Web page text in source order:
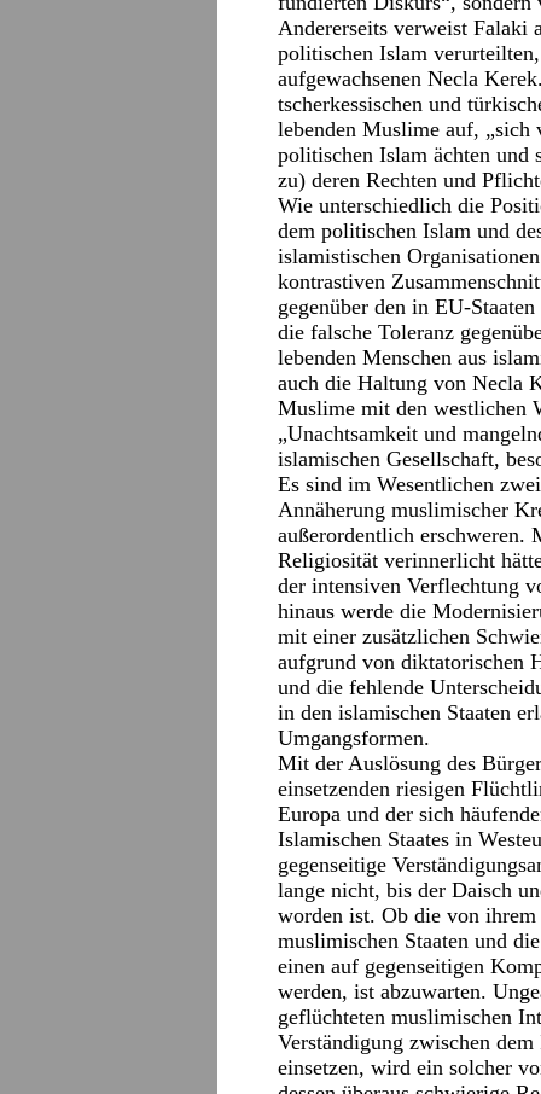
Andererseits verweist Falaki
politischen Islam
aufgewachsenen Necla
tscherkessischen und
lebenden Muslime auf, „sich
politischen Islam ächten und
zu) deren Rechten und
Wie unterschiedlich die
dem politischen Islam und
islamistischen
kontrastiven
gegenüber den in EU-
die falsche Toleranz
lebenden Menschen aus
auch die Haltung von Necla
Muslime mit den westlichen
„Unachtsamkeit und
islamischen Gesellschaft,
Es sind im Wesentlichen
Annäherung muslimischer
außerordentlich erschweren.
Religiosität verinnerlicht
der intensiven Verflechtung
hinaus werde die
mit einer zusätzlichen
aufgrund von diktatorischen
und die fehlende
in den islamischen Staaten
Umgangsformen.
Mit der Auslösung des
einsetzenden riesigen
Europa und der sich
Islamischen Staates in
gegenseitige
lange nicht, bis der Daisch
worden ist. Ob die von
muslimischen Staaten und
einen auf gegenseitigen
werden, ist abzuwarten.
geflüchteten muslimischen
Verständigung zwischen
einsetzen, wird ein solcher